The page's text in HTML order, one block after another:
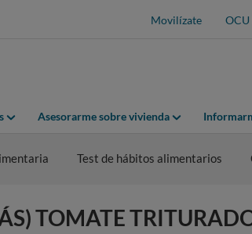
Movilízate OCU
Asesorarme sobre vivienda
Test de hábitos alimentarios
TOMATE